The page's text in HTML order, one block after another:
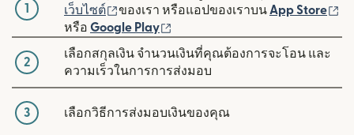
1
เว็บไซต์
(เปิดในหน้าต่างใหม่)
ของเรา หรือแอปของเราบน App Store
หรือ Google Play
2
เลือกสกุลเงิน จำนวนเงินที่คุณต้องการจะโอน และ
ความเร็วในการการส่งมอบ
3 เลือกวิธีการส่งมอบเงินของคุณ